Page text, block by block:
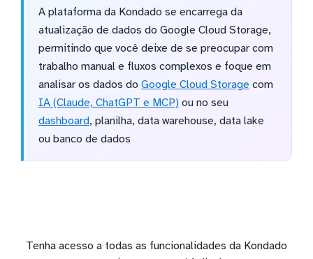
A plataforma da Kondado se encarrega da
atualização de dados do Google Cloud Storage,
permitindo que você deixe de se preocupar com
trabalho manual e fluxos complexos e foque em
analisar os dados do Google Cloud Storage com
IA (Claude, ChatGPT e MCP)ou no seu
dashboard, planilha, data warehouse, data lake
ou banco de dados
Tenha acesso a todas as funcionalidades da Kondado